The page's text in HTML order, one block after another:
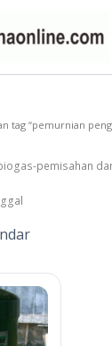
tag “pemurnian
pemisahan